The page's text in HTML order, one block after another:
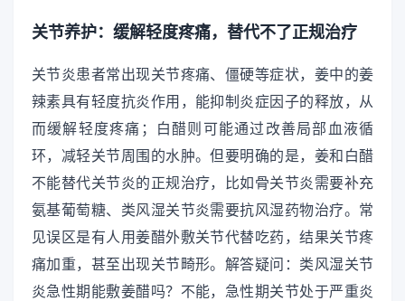
关节养护：缓解轻度疼痛，替代不了正规治疗
关节炎患者常出现关节疼痛、僵硬等症状，姜中的姜
辣素具有轻度抗炎作用，能抑制炎症因子的释放，从
而缓解轻度疼痛；白醋则可能通过改善局部血液循
环，减轻关节周围的水肿。但要明确的是，姜和白醋
不能替代关节炎的正规治疗，比如骨关节炎需要补充
氨基葡萄糖、类风湿关节炎需要抗风湿药物治疗。常
见误区是有人用姜醋外敷关节代替吃药，结果关节疼
痛加重，甚至出现关节畸形。解答疑问：类风湿关节
炎急性期能敷姜醋吗？不能，急性期关节处于严重炎